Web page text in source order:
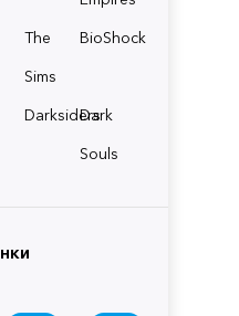
The
Sims
BioShock
Darksiders
Dark
Souls